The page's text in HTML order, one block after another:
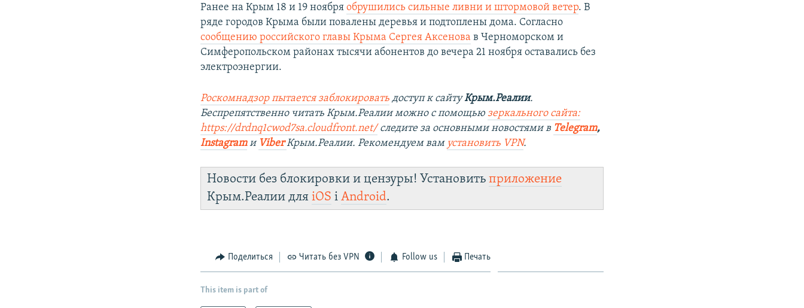
Ранее на Крым 18 и 19 ноябряобрушились сильные ливни и штормовой ветер. В
ряде городов Крыма были повалены деревья и подтоплены дома. Согласно
сообщению российского главы Крыма Сергея Аксенова в Черноморском и
Симферопольском районах тысячи абонентов до вечера 21 ноября оставались без
электроэнергии.
Роскомнадзор пытается заблокировать доступ к сайтуКрым.Реалии.
Беспрепятственно читать Крым.Реалии можно с помощьюзеркального сайта:
https://drdnq1cwod7sa.cloudfront.net/следите за основными новостями в Telegram,
Instagram и Viber Крым.Реалии. Рекомендуем вам установить VPN.
Новости без блокировки и цензуры! Установитьприложение
Крым.Реалии дляiOS іAndroid.
Поделиться Читать без VPN Follow us Печать
This item is part of